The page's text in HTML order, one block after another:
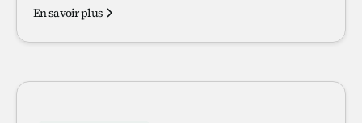
En savoir plus